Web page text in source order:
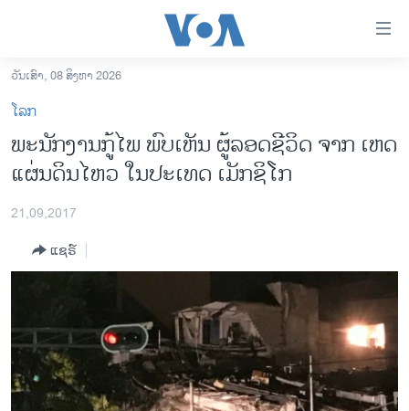
ເຂົ້າ
ຫາ
ຂ້າມ
ຂ້າມ
ຫາ
ອາເມຣິກາ
ຂ່າວ​ຈີນ
ໂລກ
ອິດສະຫຼະພາບດ້ານການຂ່າວ
ຊີວິດຊາວລາວ
ຊຸມຊົນຊາວລາວ
ວັນເສົາ, 08 ສິງຫາ 2026
ໂລກ
ພະນັກງານກູ້ໄພ ພົບເຫັນ ຜູ້ລອດຊີວິດ ຈາກ ເຫດ
ແຜ່ນດິນໄຫວ ໃນປະເທດ ເມັກຊິໂກ
21,09,2017
ແຊຣ໌